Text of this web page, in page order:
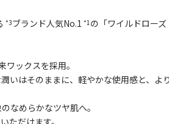
*3ブランド人気No.1 *1の「ワイルドロー
ックスを採用。
いはそのままに、軽やかな使用感と、
なめらかなツヤ肌へ。